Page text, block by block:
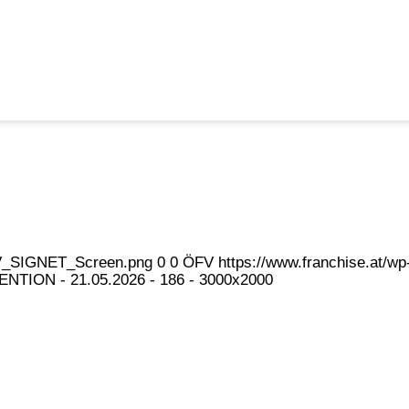
0 0 ÖFV https://www.franchise.at/
- 21.05.2026 - 186 - 3000x2000